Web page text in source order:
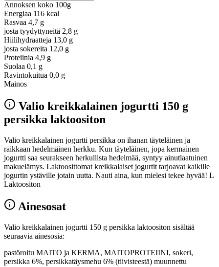
Annoksen koko 100g
Energiaa 116 kcal
Rasvaa 4,7 g
josta tyydyttyneitä 2,8 g
Hiilihydraatteja 13,0 g
josta sokereita 12,0 g
Proteiinia 4,9 g
Suolaa 0,1 g
Ravintokuitua 0,0 g
Mainos
Valio kreikkalainen jogurtti 150 g
persikka laktoositon
Valio kreikkalainen jogurtti persikka on ihanan täyteläinen ja
raikkaan hedelmäinen herkku. Kun täyteläinen, jopa kermainen
jogurtti saa seurakseen herkullista hedelmää, syntyy ainutlaatuinen
makuelämys. Laktoosittomat kreikkalaiset jogurtit tarjoavat kaikille
jogurtin ystäville jotain uutta. Nauti aina, kun mielesi tekee hyvää! L
Laktoositon
Ainesosat
Valio kreikkalainen jogurtti 150 g persikka laktoositon sisältää
seuraavia ainesosia:
pastöroitu MAITO ja KERMA, MAITOPROTEIINI, sokeri,
persikka 6%, persikkatäysmehu 6% (tiivisteestä) muunnettu